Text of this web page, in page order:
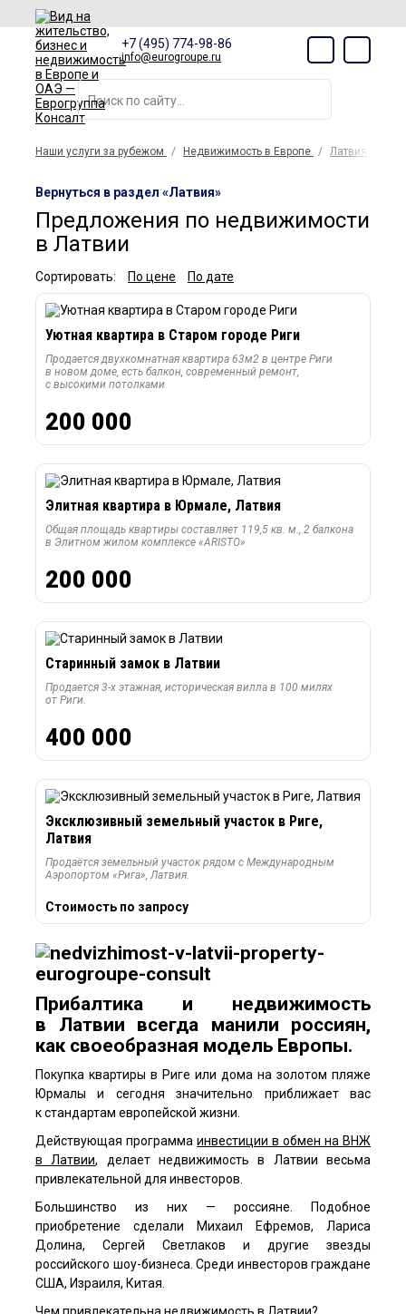
+7 (495) 774-98-86
info@eurogroupe.ru
Наши услуги за рубежом Недвижимость в Европе Латвия
Вернуться в раздел «Латвия»
Предложения по недвижимости
в Латвии
Сортировать: По цене По дате
Уютная квартира в Старом городе Риги
Продается двухкомнатная квартира 63м2 в центре Риги
в новом доме, есть балкон, современный ремонт,
с высокими потолками
200 000
Элитная квартира в Юрмале, Латвия
Общая площадь квартиры составляет 119,5 кв. м., 2 балкона
в Элитном жилом комплексе «ARISTO»
200 000
Старинный замок в Латвии
Продается 3-х этажная, историческая вилла в 100 милях
от Риги.
400 000
Эксклюзивный земельный участок в Риге,
Латвия
Продаётся земельный участок рядом с Международным
Аэропортом «Рига», Латвия.
Стоимость по запросу
Прибалтика и недвижимость
в Латвии всегда манили россиян,
как своеобразная модель Европы.
Покупка квартиры в Риге или дома на золотом пляже
Юрмалы и сегодня значительно приближает вас
к стандартам европейской жизни.
Действующая программа инвестиции в обмен на ВНЖ
в Латвии, делает недвижимость в Латвии весьма
привлекательной для инвесторов.
Большинство из них — россияне. Подобное
приобретение сделали Михаил Ефремов, Лариса
Долина, Сергей Светлаков и другие звезды
российского шоу-бизнеса. Среди инвесторов граждане
США, Израиля, Китая.